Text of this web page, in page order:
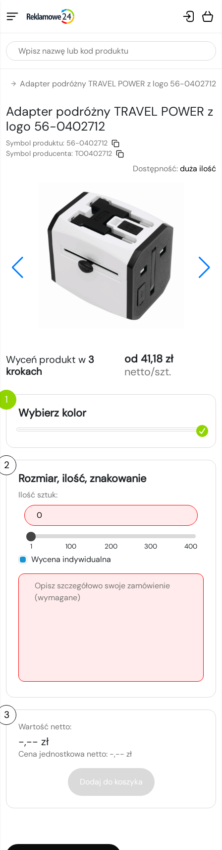
→ Adapter podróżny TRAVEL POWER z logo 56-0402712
Adapter podróżny TRAVEL POWER z
logo 56-0402712
Symbol produktu: 56-0402712
Symbol producenta: TO0402712
Dostępność:duża ilość
Wyceń produkt w 3
krokach
od 41,18 zł
netto/szt.
1
Wybierz kolor
2
Rozmiar, ilość, znakowanie
Ilość sztuk:
1 100 200 300 400
Wycena indywidualna
3
Wartość netto:
-,-- zł
Cena jednostkowa netto: -,-- zł
Dodaj do koszyka